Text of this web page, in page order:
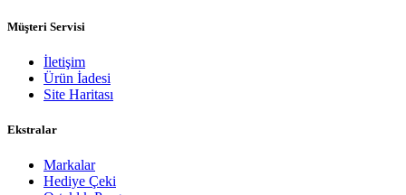
Müşteri Servisi
İletişim
Ürün İadesi
Site Haritası
Ekstralar
Markalar
Hediye Çeki